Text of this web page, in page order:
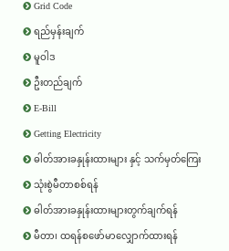
Grid Code
ရည်မှန်းချက်
မူဝါဒ
ဦးတည်ချက်
E-Bill
Getting Electricity
ဓါတ်အားခနှုန်းထားများ နှင့် သက်မှတ်ကြေး
သုံးစွဲမီတာစစ်ရန်
ဓါတ်အားခနှုန်းထားများတွက်ချက်ရန်
မီတာ၊ ထရန်စဖော်မာလျှောက်ထားရန်